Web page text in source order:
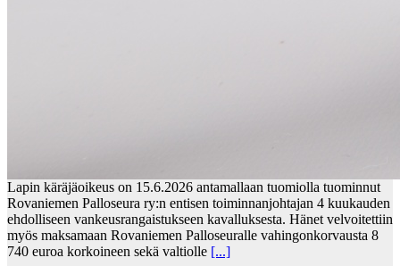
Lapin käräjäoikeus on 15.6.2026 antamallaan tuomiolla tuominnut
Rovaniemen Palloseura ry:n entisen toiminnanjohtajan 4 kuukauden
ehdolliseen vankeusrangaistukseen kavalluksesta. Hänet velvoitettiin
myös maksamaan Rovaniemen Palloseuralle vahingonkorvausta 8
740 euroa korkoineen sekä valtiolle [...]